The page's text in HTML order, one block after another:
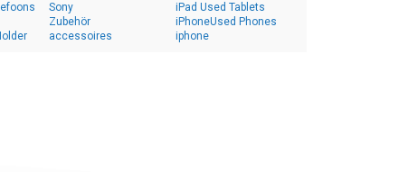
Sony
Zubehör
accessoires
iPad Used Tablets
iPhoneUsed Phones
iphone